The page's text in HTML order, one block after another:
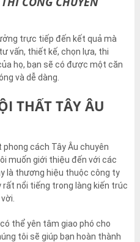
trực tiếp đến kết quả mà
vấn, thiết kế, chọn lựa, thi
họ, bạn sẽ có được một căn
và dễ dàng.
THẤT TÂY ÂU
cách Tây Âu chuyên
muốn giới thiệu đến với các
là thương hiệu thuộc công ty
rất nổi tiếng trong làng kiến trúc
thể yên tâm giao phó cho
tôi sẽ giúp bạn hoàn thành